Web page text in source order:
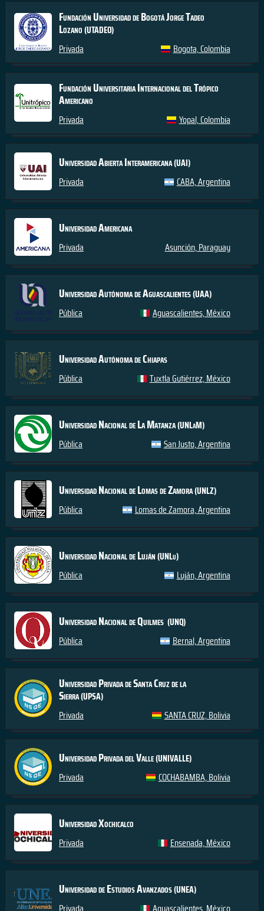
Fundación Universidad de Bogotá Jorge Tadeo
Lozano(UTADEO)
Privada Bogota, Colombia
Fundación Universitaria Internacional del Trópico
Americano
Privada Yopal, Colombia
Universidad Abierta Interamericana(UAI)
Privada CABA, Argentina
Universidad Americana
Privada Asunción, Paraguay
Universidad Autónoma de Aguascalientes(UAA)
Pública Aguascalientes, México
Universidad Autónoma de Chiapas
Pública Tuxtla Gutiérrez, México
Universidad Nacional de La Matanza(UNLaM)
Pública San Justo, Argentina
Universidad Nacional de Lomas de Zamora(UNLZ)
Pública Lomas de Zamora, Argentina
Universidad Nacional de Luján(UNLu)
Pública Luján, Argentina
Universidad Nacional de Quilmes (UNQ)
Pública Bernal, Argentina
Universidad Privada de Santa Cruz de la
Sierra(UPSA)
Privada SANTA CRUZ, Bolivia
Universidad Privada del Valle(UNIVALLE)
Privada COCHABAMBA, Bolivia
Universidad Xochicalco
Privada Ensenada, México
Universidad de Estudios Avanzados(UNEA)